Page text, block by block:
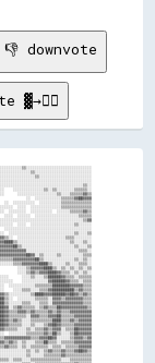
👎 downvote
░░░░░░░░░░░░░░░░░░▒▒░░░░▒▒▒▒▒▒▓▓▒▒
░░  ░░░░░░░░░░░░▒▒▒▒▒▒▓▓██▓▓▓▓
░░░░░░░░  ░░░░░░░░░░  ░░░░░░▒▒▒▒▒▒▓▓▒▒
░░░░  ░░░░░░░░░░░░░░░░░░░░▒▒░░░░░░
░░░░░░░░░░░░░░░░░░░░░░░░░░░░░░░░░░░░░░░░
░░░░░░░░░░░░░░░░░░░░░░░░░░░░░░▒▒░░░░▒▒
░░░░░░░░░░░░░░░░░░░░░░▒▒▒▒░░░░░░░░
░░░░▒▒▓▓▓▓▓▓████▒▒░░▒▒░░▒▒░░▒▒░░▒▒
░░░░▒▒▓▓▒▒▓▓▓▓████▓▓▒▒▒▒░░▒▒░░▒▒░░
░░░░▒▒░░░░▒▒██████▓▓▒▒▒▒░░▒▒▒▒▒▒
░░░░░░░░░░░░▓▓██████▓▓▒▒▒▒░░▒▒▒▒
░░░░░░░░░░░░▒▒▒▒▒▒▒▒████████▓▓▓▓▓▓▒▒▒▒
░░░░▒▒▒▒░░░░▒▒▒▒▓▓██████████▒▒▓▓▒▒▒▒
░░░░░░░░▒▒▒▒▒▒░░▓▓▓▓▒▒▓▓▓▓▓▓▓▓▒▒▒▒